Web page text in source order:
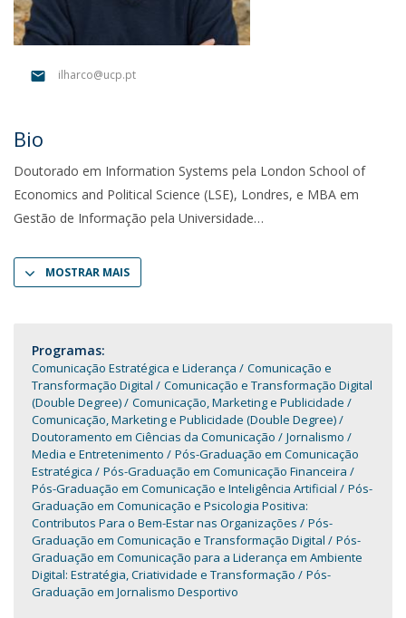
ilharco@ucp.pt
Bio
Doutorado em Information Systems pela London School of
Economics and Political Science (LSE), Londres, e MBA em
Gestão de Informação pela Universidade
MOSTRAR MAIS
Programas:
Comunicação Estratégica e Liderança
Comunicação e
Transformação Digital
Comunicação e Transformação Digital
(Double Degree)
Comunicação, Marketing e Publicidade
Comunicação, Marketing e Publicidade (Double Degree)
Doutoramento em Ciências da Comunicação
Jornalismo
Media e Entretenimento
Pós-Graduação em Comunicação
Estratégica
Pós-Graduação em Comunicação Financeira
Pós-Graduação em Comunicação e Inteligência Artificial
Pós-
Graduação em Comunicação e Psicologia Positiva:
Contributos Para o Bem-Estar nas Organizações
Pós-
Graduação em Comunicação e Transformação Digital
Pós-
Graduação em Comunicação para a Liderança em Ambiente
Digital: Estratégia, Criatividade e Transformação
Pós-
Graduação em Jornalismo Desportivo